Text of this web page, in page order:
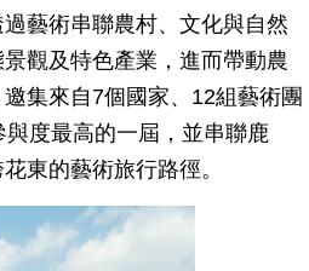
藝術串聯農村、文化與自然
觀及特色產業，進而帶動農
集來自7個國家、12組藝術團
度最高的一屆，並串聯鹿
東的藝術旅行路徑。